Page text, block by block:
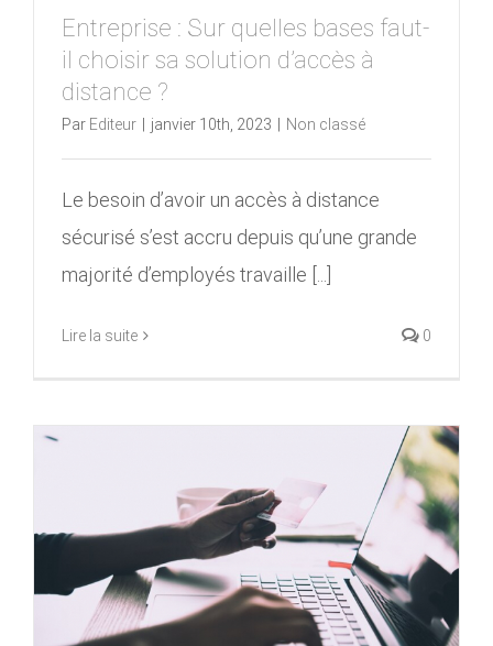
Entreprise : Sur quelles bases faut-
il choisir sa solution d’accès à
distance ?
Par Editeur janvier 10th, 2023 Non classé
Le besoin d’avoir un accès à distance
sécurisé s’est accru depuis qu’une grande
majorité d’employés travaille [...]
Lire la suite 0